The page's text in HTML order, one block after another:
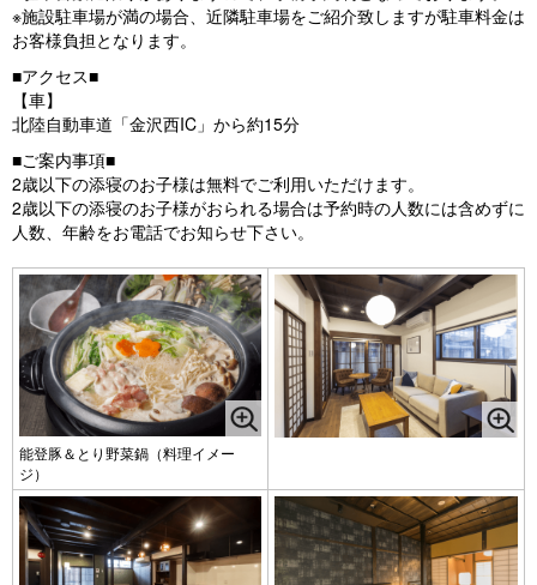
※施設駐車場が満の場合、近隣駐車場をご紹介致しますが駐車料金は
お客様負担となります。
■アクセス■
【車】
北陸自動車道「金沢西IC」から約15分
■ご案内事項■
2歳以下の添寝のお子様は無料でご利用いただけます。
2歳以下の添寝のお子様がおられる場合は予約時の人数には含めずに
人数、年齢をお電話でお知らせ下さい。
能登豚＆とり野菜鍋（料理イメー
ジ）